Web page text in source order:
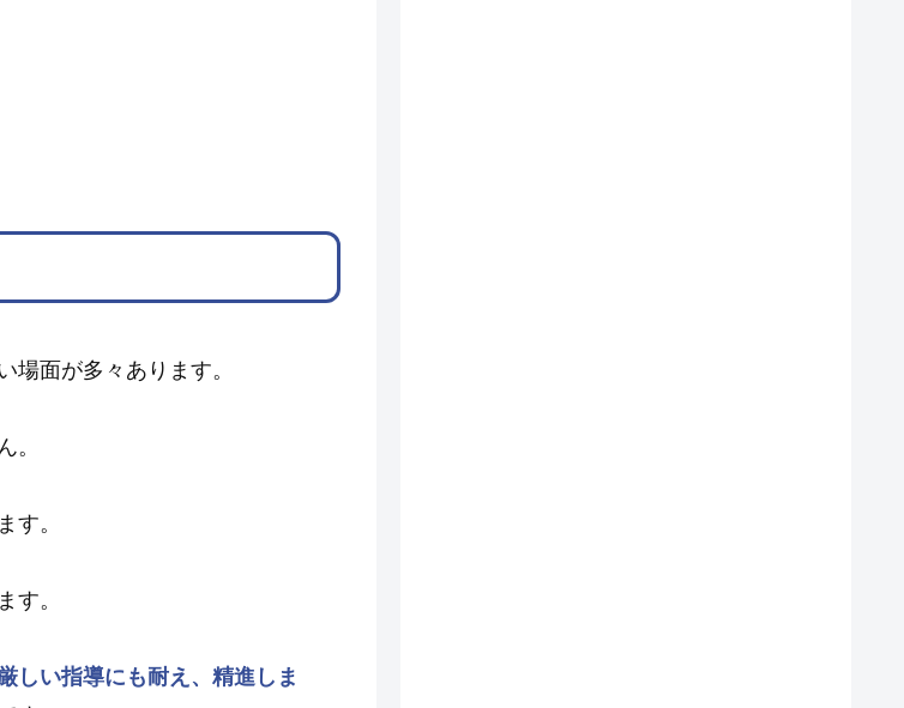
場面が多々あります。
。
す。
す。
厳しい指導にも耐え、精進しま